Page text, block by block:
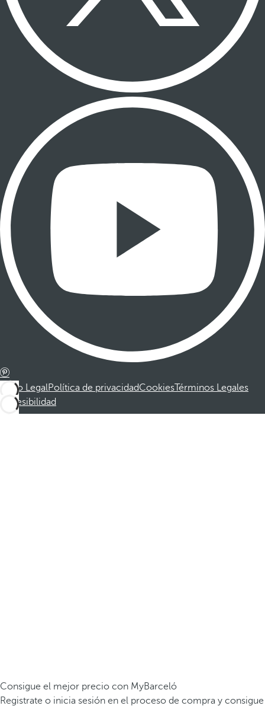
Aviso LegalPolítica de privacidadCookiesTérminos Legales
Accesibilidad
Consigue el mejor precio con MyBarceló
Registrate o inicia sesión en el proceso de compra y consigue